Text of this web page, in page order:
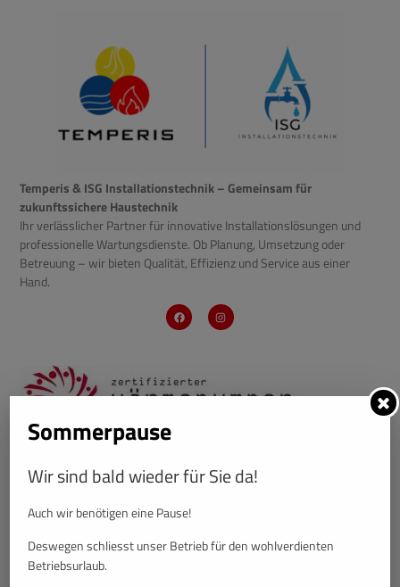
Temperis & ISG Installationstechnik – Gemeinsam für
zukunftssichere Haustechnik
Ihr verlässlicher Partner für innovative Installationslösungen und
professionelle Wartungsdienste. Ob Planung, Umsetzung oder
Betreuung – wir bieten Qualität, Effizienz und Service aus einer
Hand.
Quick Links
Unsere Leistungen
Wer wir sind
Sommerpause
Wir sind bald wieder für Sie da!
Auch wir benötigen eine Pause!
Deswegen schliesst unser Betrieb für den wohlverdienten
Betriebsurlaub.